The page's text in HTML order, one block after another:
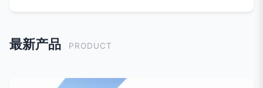
最新产品 PRODUCT